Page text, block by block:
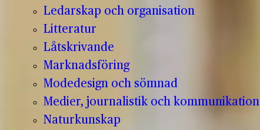
Ledarskap och organisation
Litteratur
Låtskrivande
Marknadsföring
Modedesign och sömnad
Medier, journalistik och kommunikation
Naturkunskap